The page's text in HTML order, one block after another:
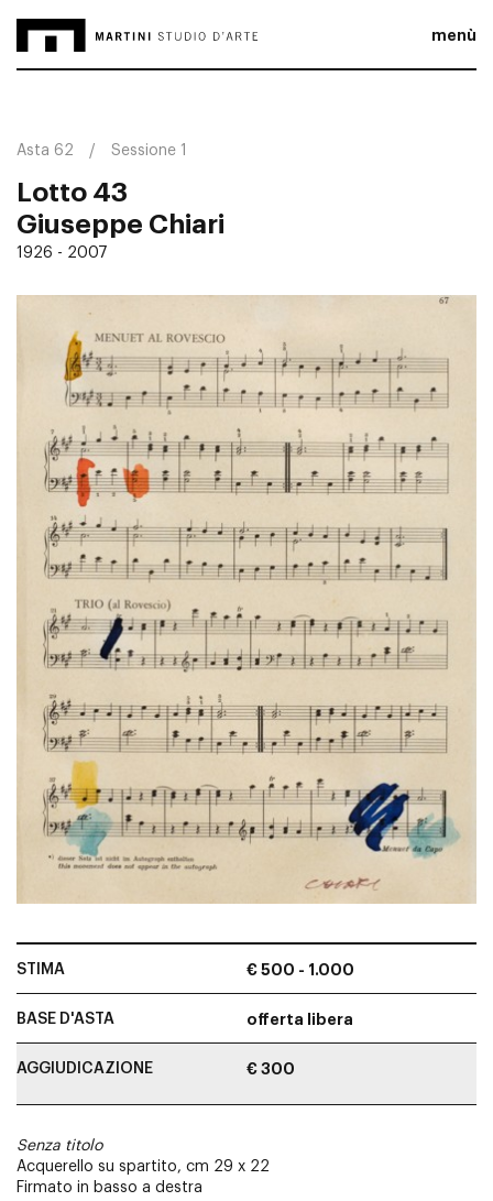
menù
Asta 62 Sessione 1
Lotto 43
Giuseppe Chiari
1926 - 2007
STIMA € 500 - 1.000
BASE D'ASTA offerta libera
AGGIUDICAZIONE € 300
Senza titolo
Acquerello su spartito, cm 29 x 22
Firmato in basso a destra